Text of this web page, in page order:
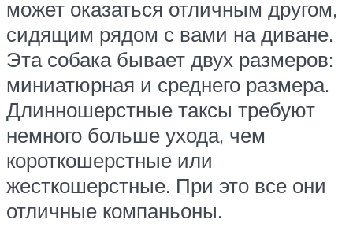
может оказаться отличным другом,
сидящим рядом с вами на диване.
Эта собака бывает двух размеров:
миниатюрная и среднего размера.
Длинношерстные таксы требуют
немного больше ухода, чем
короткошерстные или
жесткошерстные. При это все они
отличные компаньоны.